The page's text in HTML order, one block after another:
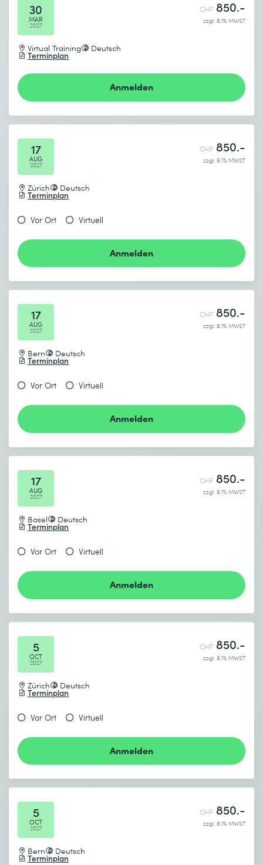
30
MAR
2027
Virtual Training Deutsch
Terminplan
CHF 850.-
zzgl. 8.1% MWST
Anmelden
17
AUG
2027
Zürich Deutsch
Terminplan
CHF 850.-
zzgl. 8.1% MWST
Vor Ort Virtuell
Anmelden
17
AUG
2027
Bern Deutsch
Terminplan
CHF 850.-
zzgl. 8.1% MWST
Vor Ort Virtuell
Anmelden
17
AUG
2027
Basel Deutsch
Terminplan
CHF 850.-
zzgl. 8.1% MWST
Vor Ort Virtuell
Anmelden
5
OCT
2027
Zürich Deutsch
Terminplan
CHF 850.-
zzgl. 8.1% MWST
Vor Ort Virtuell
Anmelden
5
OCT
2027
Bern Deutsch
Terminplan
CHF 850.-
zzgl. 8.1% MWST